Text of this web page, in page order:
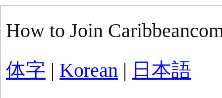
How to Join
体字 | Korean | 日本語